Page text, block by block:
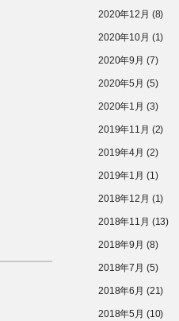
2020年12月 (8)
2020年10月 (1)
2020年9月 (7)
2020年5月 (5)
2020年1月 (3)
2019年11月 (2)
2019年4月 (2)
2019年1月 (1)
2018年12月 (1)
2018年11月 (13)
2018年9月 (8)
2018年7月 (5)
2018年6月 (21)
2018年5月 (10)